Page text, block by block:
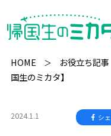
HOME お役立ち記事
国生のミカタ】
2024.1.1 シ